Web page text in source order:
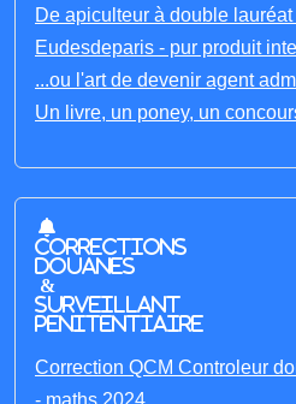
De apiculteur à double
Eudesdeparis - pur produit
...ou l'art de devenir agent
Un livre, un poney, un
Corrections
Douanes
&
Surveillant
penitentiaire
Correction QCM Controleur
- maths 2024